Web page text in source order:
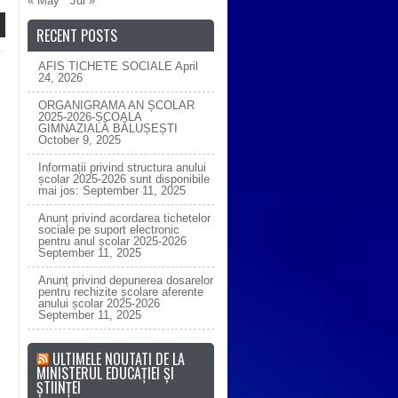
RECENT POSTS
AFIS TICHETE SOCIALE April
24, 2026
ORGANIGRAMA AN ȘCOLAR
2025-2026-ȘCOALA
GIMNAZIALĂ BĂLUȘEȘTI
October 9, 2025
Informații privind structura anului
școlar 2025-2026 sunt disponibile
mai jos: September 11, 2025
Anunț privind acordarea tichetelor
sociale pe suport electronic
pentru anul școlar 2025-2026
September 11, 2025
Anunț privind depunerea dosarelor
pentru rechizite școlare aferente
anului școlar 2025-2026
September 11, 2025
ULTIMELE NOUTATI DE LA
MINISTERUL EDUCAȚIEI ȘI
ȘTIINȚEI